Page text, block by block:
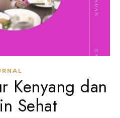
Kenyang dan
Sehat